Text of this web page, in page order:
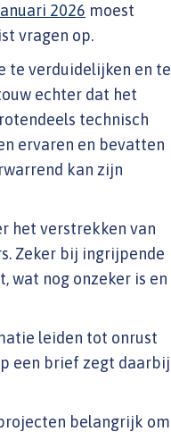
2026 moest
vragen op.
te verduidelijken en te
echter dat het
technisch
ervaren en bevatten
kan zijn
het verstrekken van
Zeker bij ingrijpende
wat nog onzeker is en
leiden tot onrust
een brief zegt daarbij
belangrijk om